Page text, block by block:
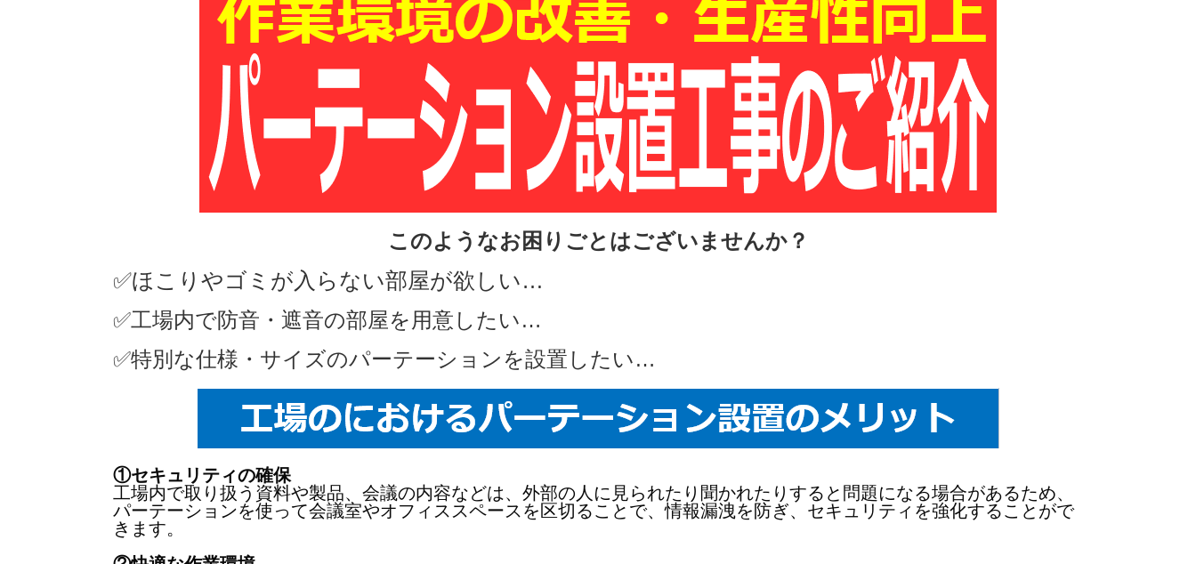
このようなお困りごとはございませんか？
✅ほこりやゴミが入らない部屋が欲しい…
✅工場内で防音・遮音の部屋を用意したい…
✅特別な仕様・サイズのパーテーションを設置したい…
①セキュリティの確保
工場内で取り扱う資料や製品、会議の内容などは、外部の人に見られたり聞かれたりすると問題になる場合があるため、
パーテーションを使って会議室やオフィススペースを区切ることで、情報漏洩を防ぎ、セキュリティを強化することがで
きます。